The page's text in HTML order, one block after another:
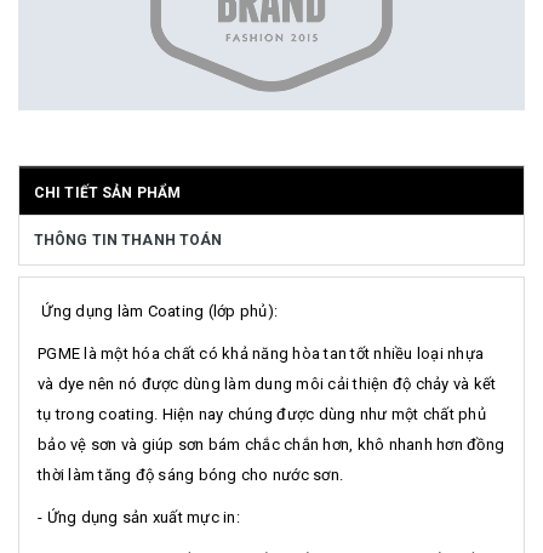
CHI TIẾT SẢN PHẨM
THÔNG TIN THANH TOÁN
Ứng dụng làm Coating (lớp phủ):
PGME là một hóa chất có khả năng hòa tan tốt nhiều loại nhựa
và dye nên nó được dùng làm dung môi cải thiện độ chảy và kết
tụ trong coating. Hiện nay chúng được dùng như một chất phủ
bảo vệ sơn và giúp sơn bám chắc chắn hơn, khô nhanh hơn đồng
thời làm tăng độ sáng bóng cho nước sơn.
- Ứng dụng sản xuất mực in: